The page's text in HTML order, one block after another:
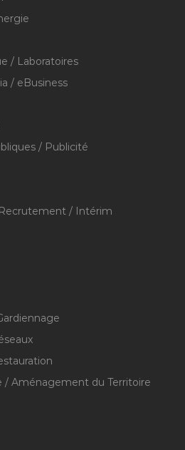
/ Laboratoires
/ eBusiness
/ Publicité
/ Intérim
/ Aménagement du Territoire